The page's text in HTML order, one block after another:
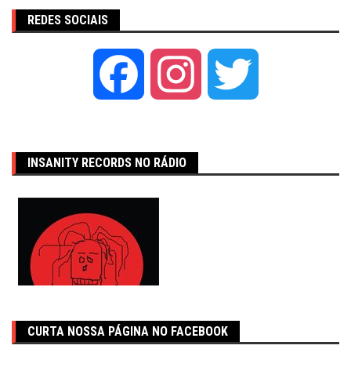
REDES SOCIAIS
Facebook Instagram
INSANITY RECORDS NO RÁDIO
CURTA NOSSA PÁGINA NO FACEBOOK